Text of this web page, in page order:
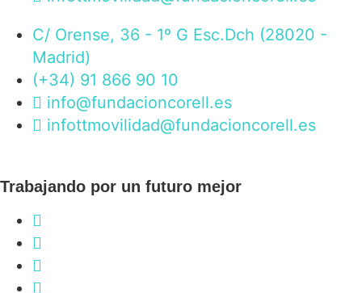
C/ Orense, 36 - 1º G Esc.Dch (28020 -
Madrid)
(+34) 91 866 90 10
info@fundacioncorell.es
infottmovilidad@fundacioncorell.es
Trabajando por un futuro mejor